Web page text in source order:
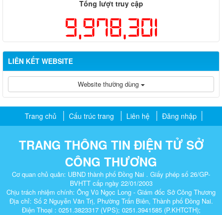
Tổng lượt truy cập
9,978,301
LIÊN KẾT WEBSITE
Website thường dùng
Trang chủ Cấu trúc trang Liên hệ Đăng nhập
TRANG THÔNG TIN ĐIỆN TỬ SỞ
CÔNG THƯƠNG
Cơ quan chủ quản: UBND thành phố Đồng Nai . Giấy phép số 26/GP-
BVHTT cấp ngày 22/01/2003
Chịu trách nhiệm chính: Ông Vũ Ngọc Long - Giám đốc Sở Công Thương
Địa chỉ: Số 2 Nguyễn Văn Trị, Phường Trấn Biên, Thành phố Đồng Nai.
Điện Thoại : 0251.3823317 (VPS); 0251.3941585 (P.KHTCTH);